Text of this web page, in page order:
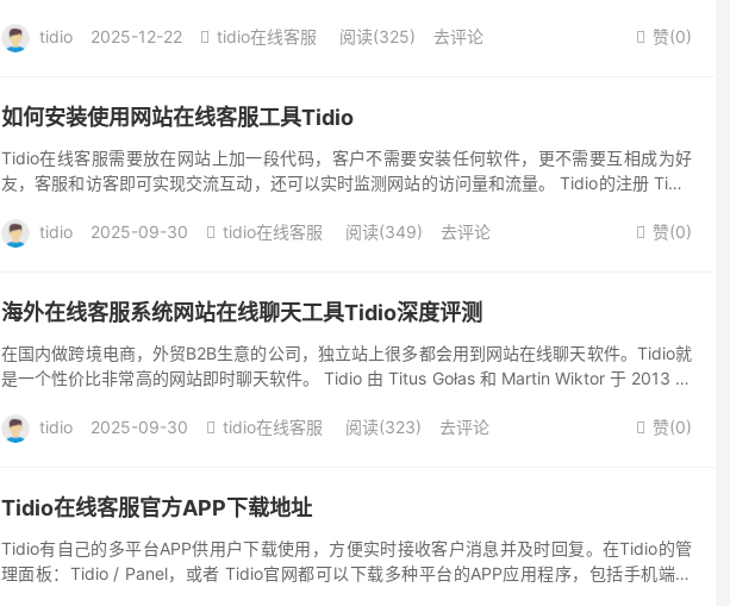
 赞(0)
tidio 2025-12-22  tidio在线客服 阅读(325) 去评论
如何安装使用网站在线客服工具Tidio
Tidio在线客服需要放在网站上加一段代码，客户不需要安装任何软件，更不需要互相成为好
友，客服和访客即可实现交流互动，还可以实时监测网站的访问量和流量。 Tidio的注册 Tidio
 赞(0)
tidio 2025-09-30  tidio在线客服 阅读(349) 去评论
海外在线客服系统网站在线聊天工具Tidio深度评测
在国内做跨境电商，外贸B2B生意的公司，独立站上很多都会用到网站在线聊天软件。Tidio就
是一个性价比非常高的网站即时聊天软件。 Tidio 由 Titus Gołas 和 Martin Wiktor 于 2013 年
 赞(0)
tidio 2025-09-30  tidio在线客服 阅读(323) 去评论
Tidio在线客服官方APP下载地址
Tidio有自己的多平台APP供用户下载使用，方便实时接收客户消息并及时回复。在Tidio的管
理面板：Tidio / Panel，或者 Tidio官网都可以下载多种平台的APP应用程序，包括手机端和